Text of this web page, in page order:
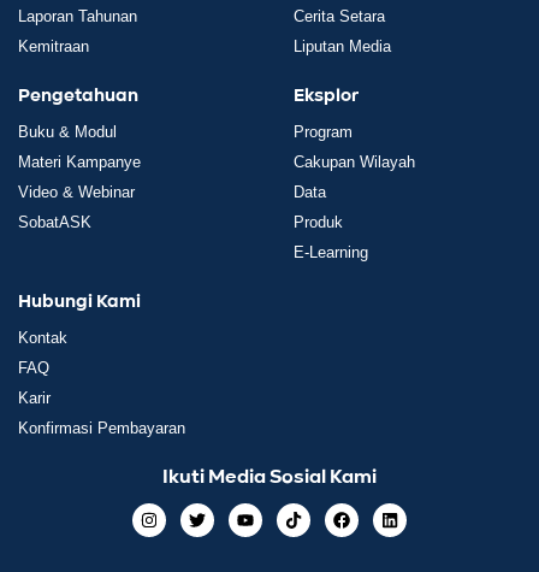
Laporan Tahunan
Kemitraan
Cerita Setara
Liputan Media
Pengetahuan
Buku & Modul
Materi Kampanye
Video & Webinar
SobatASK
Eksplor
Program
Cakupan Wilayah
Data
Produk
E-Learning
Hubungi Kami
Kontak
FAQ
Karir
Konfirmasi Pembayaran
Ikuti Media Sosial Kami